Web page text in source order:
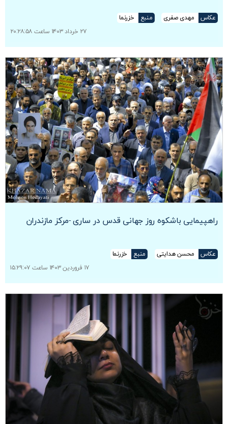
عکاس مهدی صفری منبع
خزرنما
۲۷ خرداد ۱۴۰۳ ساعت ۲۰:۲۸:۵۸
راهپیمایی باشکوه روز جهانی قدس در ساری -مرکز مازندران
عکاس محسن هدایتی منبع
خزرنما
۱۷ فروردین ۱۴۰۳ ساعت ۱۵:۲۹:۰۷